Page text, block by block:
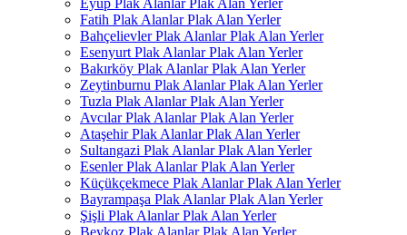
Eyüp Plak Alanlar Plak Alan Yerler
Fatih Plak Alanlar Plak Alan Yerler
Bahçelievler Plak Alanlar Plak Alan Yerler
Esenyurt Plak Alanlar Plak Alan Yerler
Bakırköy Plak Alanlar Plak Alan Yerler
Zeytinburnu Plak Alanlar Plak Alan Yerler
Tuzla Plak Alanlar Plak Alan Yerler
Avcılar Plak Alanlar Plak Alan Yerler
Ataşehir Plak Alanlar Plak Alan Yerler
Sultangazi Plak Alanlar Plak Alan Yerler
Esenler Plak Alanlar Plak Alan Yerler
Küçükçekmece Plak Alanlar Plak Alan Yerler
Bayrampaşa Plak Alanlar Plak Alan Yerler
Şişli Plak Alanlar Plak Alan Yerler
Beykoz Plak Alanlar Plak Alan Yerler